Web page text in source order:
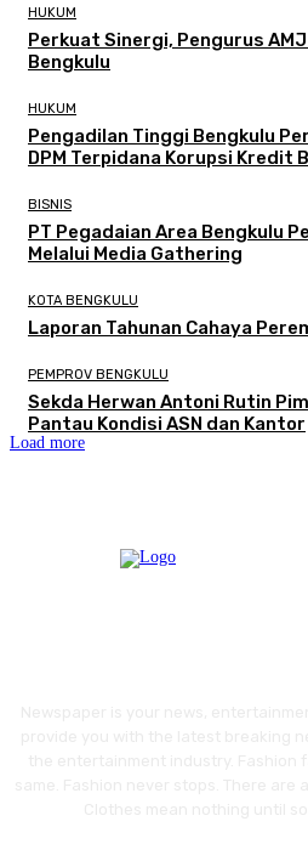
HUKUM
Perkuat Sinergi, Pengurus
Bengkulu
HUKUM
Pengadilan Tinggi Bengkulu
DPM Terpidana Korupsi Kredit
BISNIS
PT Pegadaian Area Bengkulu
Melalui Media Gathering
KOTA BENGKULU
Laporan Tahunan Cahaya
PEMPROV BENGKULU
Sekda Herwan Antoni Rutin
Pantau Kondisi ASN dan Kantor
Load more